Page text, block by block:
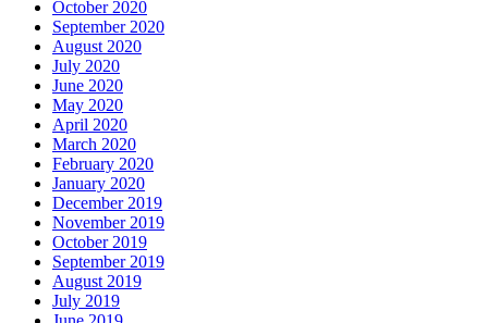
October 2020
September 2020
August 2020
July 2020
June 2020
May 2020
April 2020
March 2020
February 2020
January 2020
December 2019
November 2019
October 2019
September 2019
August 2019
July 2019